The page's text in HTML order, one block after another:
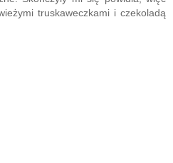
truskaweczkami i czekoladą